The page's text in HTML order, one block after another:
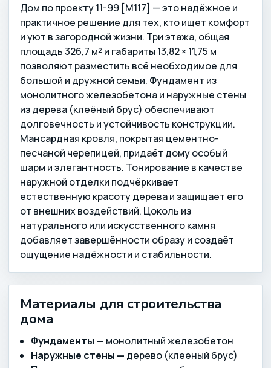
Дом по проекту 11-99 [M117] — это надёжное и
практичное решение для тех, кто ищет комфорт
и уют в загородной жизни. Три этажа, общая
площадь 326,7 м² и габариты 13,82 × 11,75 м
позволяют разместить всё необходимое для
большой и дружной семьи. Фундамент из
монолитного железобетона и наружные стены
из дерева (клеёный брус) обеспечивают
долговечность и устойчивость конструкции.
Мансардная кровля, покрытая цементно-
песчаной черепицей, придаёт дому особый
шарм и элегантность. Тонирование в качестве
наружной отделки подчёркивает
естественную красоту дерева и защищает его
от внешних воздействий. Цоколь из
натурального или искусственного камня
добавляет завершённости образу и создаёт
ощущение надёжности и стабильности.
Материалы для строительства
дома
Фундаменты — монолитный железобетон
Наружные стены — дерево (клееный брус)